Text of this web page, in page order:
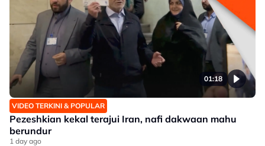
01:18
VIDEO TERKINI & POPULAR
Pezeshkian kekal terajui Iran, nafi dakwaan mahu
berundur
1 day ago